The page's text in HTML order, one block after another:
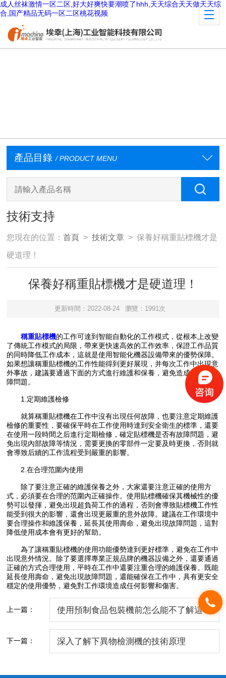
成人丝袜激情一区二区,好大好爽快要潮喷了hhh,天天综合天天做天天综
合,国产精品无码一区二区桃花视频
產品目錄 / PRODUCT MENU
技術支持
您現在的位置：首頁 >技術文章 > 保養好稱重貼標機才是
硬道理！
保養好稱重貼標機才是硬道理！
更新時間：2022-08-24 瀏覽：1991次
稱重貼標機的工作可達到智能自動化的工作模式，從根本上改變
了傳統工作模式的局限，帶來更快速高效的工作效率，保證工作品質
的同時降低工作成本，這就是使用智能化機器設備帶來的優勢保障。
如果想讓稱重貼標機的工作性能得到更好展現，并每次工作中出現意
外事故，建議要通過下面的方式進行維護和保養，避免造成嚴重的故
障問題。
1.定期維護檢修
就算稱重貼標機在工作中沒有出現任何故障，也要注意定期維護
檢修的重要性，要確保平時在工作使用時達到安全衛生的標準，還要
在使用一段時間之后進行定期檢修，確定貼標機是否有故障問題，避
免出現內部故障等情況，需要更換的零部件一定要及時更換，否則就
會導致后續的工作流程受到嚴重的影響。
2.在合理范圍內使用
除了要注意正確的維護保養之外，大家還要注意正確的使用方
式，必須要在合理的范圍內正確操作。使用貼標機確保其機械性的優
勢可以發揮，避免出現超負荷工作的過程，否則會導致貼標機工作性
能受到很大的影響，還會出現更嚴重的意外故障。建議在工作環境中
要合理操作和維護保養，延長其使用壽命，避免出現故障問題，這對
降低使用成本會有更好的幫助。
為了讓稱重貼標機的使用功能優勢達到更好標準，避免在工作中
出現意外情況。除了要選擇專業正規品牌的機器設備之外，還要通過
正確的方式合理使用，平時在工作中還要注重合理的維護保養。既能
延長使用壽命，避免出現故障問題，還能確保在工作中，具有更安全
穩定的使用優勢，避免對工作環境造成任何影響和傷害。
上一篇： 使用預制食品包裝機前怎么能不了解這
下一篇： 深入了解下異物檢測機的技術原理